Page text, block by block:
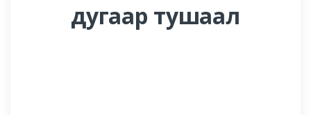
дугаар тушаал